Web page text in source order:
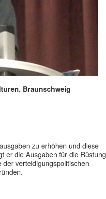
Braunschweig
zu erhöhen und diese
er die Ausgaben für die Rüstung
verteidigungspolitischen